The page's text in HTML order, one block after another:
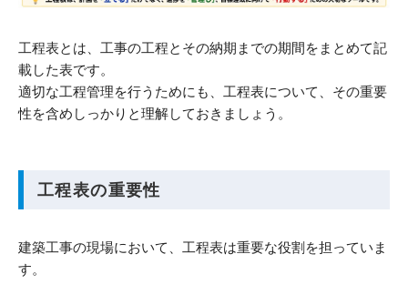
工程表とは、工事の工程とその納期までの期間をまとめて記
載した表です。
適切な工程管理を行うためにも、工程表について、その重要
性を含めしっかりと理解しておきましょう。
工程表の重要性
建築工事の現場において、工程表は重要な役割を担っていま
す。